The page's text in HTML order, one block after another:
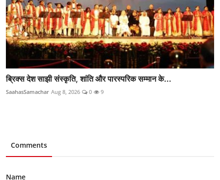
ब्रिक्स देश साझी संस्कृति, शांति और पारस्परिक सम्मान के...
SaahasSamachar Aug 8, 2026 0 9
Comments
Name